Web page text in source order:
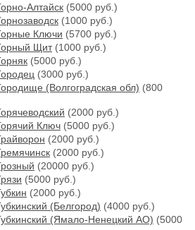
Алтайск (5000 руб.)
(1000 руб.)
Ключи (5700 руб.)
Щит(1000 руб.)
(5000 руб.)
(3000 руб.)
(Волгоградская обл) (800
(2000 руб.)
Ключ (5000 руб.)
(2000 руб.)
(2000 руб.)
(20000 руб.)
(5000 руб.)
(2000 руб.)
(Белгород) (4000 руб.)
(Ямало-Ненецкий АО) (5000